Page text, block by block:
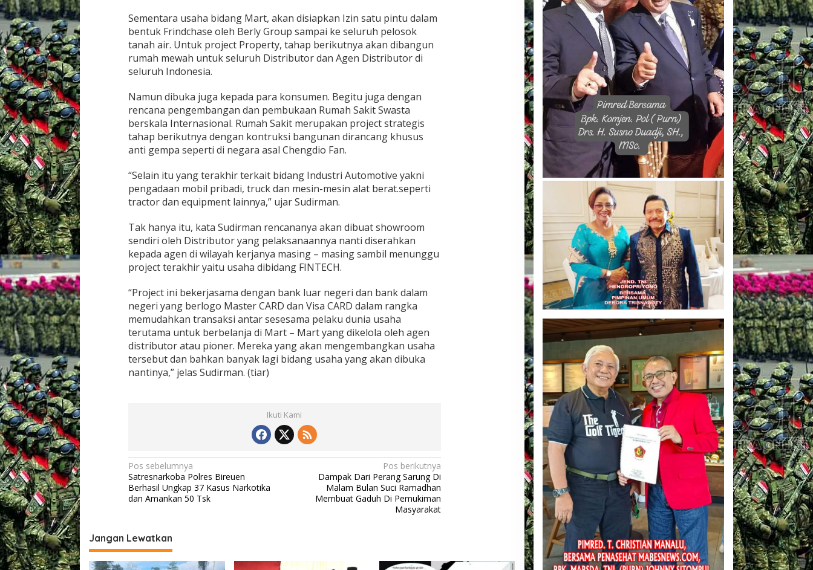
Sementara usaha bidang Mart, akan disiapkan Izin satu pintu dalam
bentuk Frindchase oleh Berly Group sampai ke seluruh pelosok
tanah air. Untuk project Property, tahap berikutnya akan dibangun
rumah mewah untuk seluruh Distributor dan Agen Distributor di
seluruh Indonesia.
Namun dibuka juga kepada para konsumen. Begitu juga dengan
rencana pengembangan dan pembukaan Rumah Sakit Swasta
berskala Internasional. Rumah Sakit merupakan project strategis
tahap berikutnya dengan kontruksi bangunan dirancang khusus
anti gempa seperti di negara asal Chengdio Fan.
“Selain itu yang terakhir terkait bidang Industri Automotive yakni
pengadaan mobil pribadi, truck dan mesin-mesin alat berat.seperti
tractor dan equipment lainnya,” ujar Sudirman.
Tak hanya itu, kata Sudirman rencananya akan dibuat showroom
sendiri oleh Distributor yang pelaksanaannya nanti diserahkan
kepada agen di wilayah kerjanya masing – masing sambil menunggu
project terakhir yaitu usaha dibidang FINTECH.
“Project ini bekerjasama dengan bank luar negeri dan bank dalam
negeri yang berlogo Master CARD dan Visa CARD dalam rangka
memudahkan transaksi antar sesesama pelaku dunia usaha
terutama untuk berbelanja di Mart – Mart yang dikelola oleh agen
distributor atau pioner. Mereka yang akan mengembangkan usaha
tersebut dan bahkan banyak lagi bidang usaha yang akan dibuka
nantinya,” jelas Sudirman. (tiar)
Ikuti Kami
N
a
v
g
a
Pos sebelumnya
Satresnarkoba Polres Bireuen
Berhasil Ungkap 37 Kasus Narkotika
dan Amankan 50 Tsk
Pos berikutnya
Dampak Dari Perang Sarung Di
Malam Bulan Suci Ramadhan
Membuat Gaduh Di Pemukiman
Masyarakat
Jangan Lewatkan